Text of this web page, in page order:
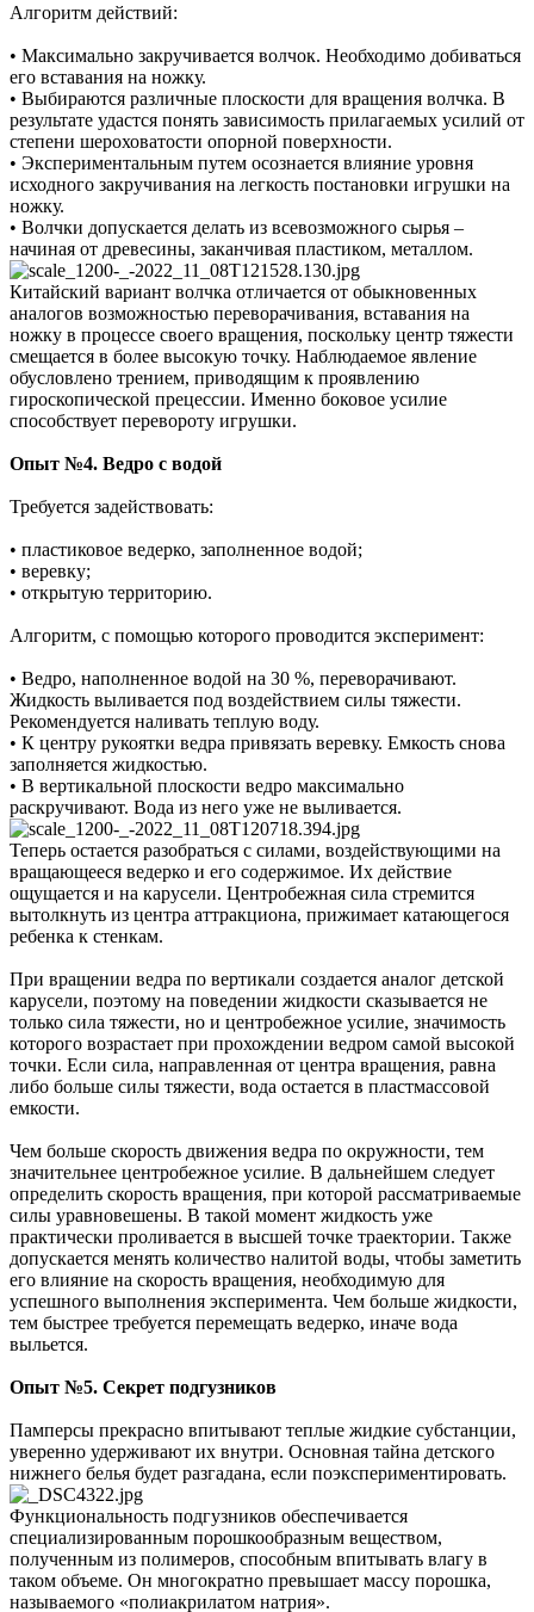
Алгоритм действий:
• Максимально закручивается волчок. Необходимо добиваться
его вставания на ножку.
• Выбираются различные плоскости для вращения волчка. В
результате удастся понять зависимость прилагаемых усилий от
степени шероховатости опорной поверхности.
• Экспериментальным путем осознается влияние уровня
исходного закручивания на легкость постановки игрушки на
ножку.
• Волчки допускается делать из всевозможного сырья –
начиная от древесины, заканчивая пластиком, металлом.
Китайский вариант волчка отличается от обыкновенных
аналогов возможностью переворачивания, вставания на
ножку в процессе своего вращения, поскольку центр тяжести
смещается в более высокую точку. Наблюдаемое явление
обусловлено трением, приводящим к проявлению
гироскопической прецессии. Именно боковое усилие
способствует перевороту игрушки.
Опыт №4. Ведро с водой
Требуется задействовать:
• пластиковое ведерко, заполненное водой;
• веревку;
• открытую территорию.
Алгоритм, с помощью которого проводится эксперимент:
• Ведро, наполненное водой на 30 %, переворачивают.
Жидкость выливается под воздействием силы тяжести.
Рекомендуется наливать теплую воду.
• К центру рукоятки ведра привязать веревку. Емкость снова
заполняется жидкостью.
• В вертикальной плоскости ведро максимально
раскручивают. Вода из него уже не выливается.
Теперь остается разобраться с силами, воздействующими на
вращающееся ведерко и его содержимое. Их действие
ощущается и на карусели. Центробежная сила стремится
вытолкнуть из центра аттракциона, прижимает катающегося
ребенка к стенкам.
При вращении ведра по вертикали создается аналог детской
карусели, поэтому на поведении жидкости сказывается не
только сила тяжести, но и центробежное усилие, значимость
которого возрастает при прохождении ведром самой высокой
точки. Если сила, направленная от центра вращения, равна
либо больше силы тяжести, вода остается в пластмассовой
емкости.
Чем больше скорость движения ведра по окружности, тем
значительнее центробежное усилие. В дальнейшем следует
определить скорость вращения, при которой рассматриваемые
силы уравновешены. В такой момент жидкость уже
практически проливается в высшей точке траектории. Также
допускается менять количество налитой воды, чтобы заметить
его влияние на скорость вращения, необходимую для
успешного выполнения эксперимента. Чем больше жидкости,
тем быстрее требуется перемещать ведерко, иначе вода
выльется.
Опыт №5. Секрет подгузников
Памперсы прекрасно впитывают теплые жидкие субстанции,
уверенно удерживают их внутри. Основная тайна детского
нижнего белья будет разгадана, если поэкспериментировать.
Функциональность подгузников обеспечивается
специализированным порошкообразным веществом,
полученным из полимеров, способным впитывать влагу в
таком объеме. Он многократно превышает массу порошка,
называемого «полиакрилатом натрия».